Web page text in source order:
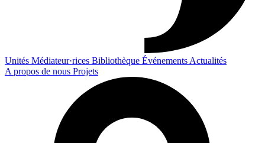
Unités Médiateur·rices Bibliothèque Événements Actualités
A propos de nous Projets